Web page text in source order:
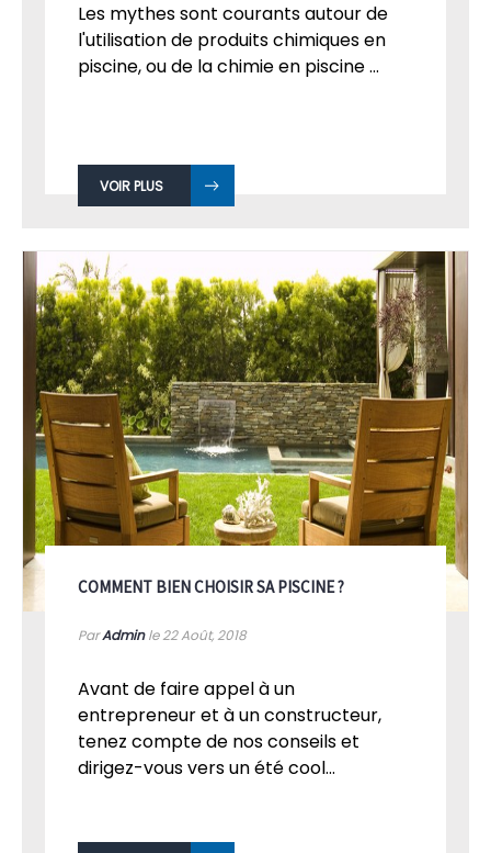
Les mythes sont courants autour de
l'utilisation de produits chimiques en
piscine, ou de la chimie en piscine ...
VOIR PLUS
COMMENT BIEN CHOISIR SA PISCINE ?
ParAdminle 22Août, 2018
Avant de faire appel à un
entrepreneur et à un constructeur,
tenez compte de nos conseils et
dirigez-vous vers un été cool...